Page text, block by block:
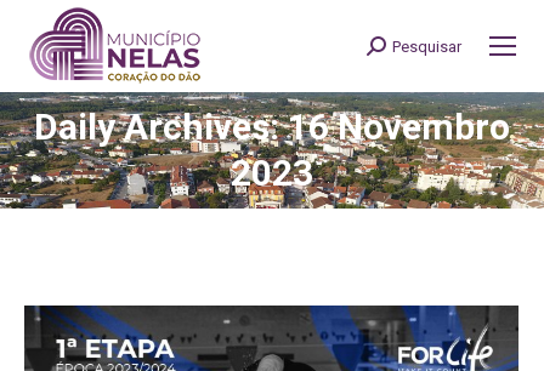
Search:
Pesquisar
Daily Archives: 16 Novembro
2023
You are here: